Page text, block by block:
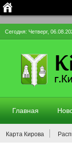
Сегодня: Четверг,
Главная
Карта Кирова